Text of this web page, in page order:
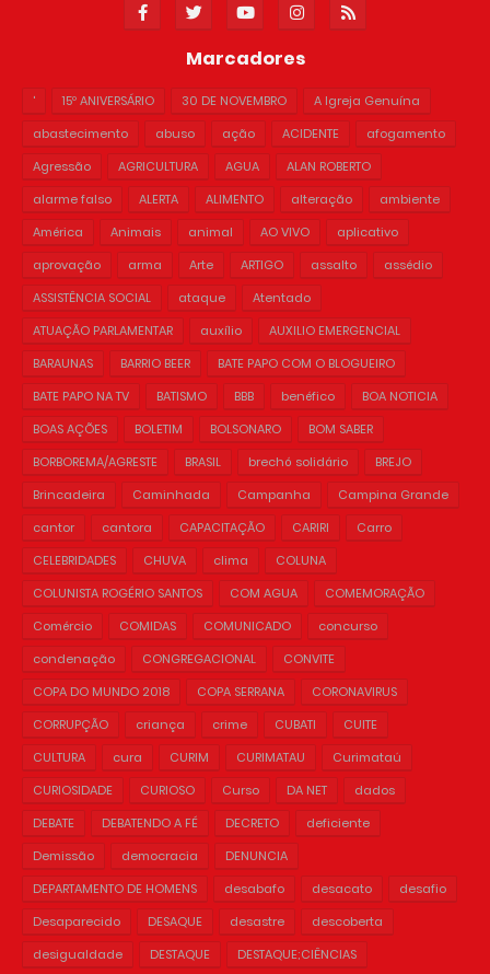
Marcadores
' 15º ANIVERSÁRIO 30 DE NOVEMBRO
A Igreja Genuína
abastecimento
abuso ação ACIDENTE
afogamento
Agressão
AGRICULTURA AGUA
ALAN ROBERTO
alarme falso
ALERTA ALIMENTO alteração
ambiente
América
Animais animal AO VIVO
aplicativo
aprovação
arma Arte ARTIGO assalto
assédio
ASSISTÊNCIA SOCIAL
ataque
Atentado
ATUAÇÃO PARLAMENTAR
auxílio
AUXILIO EMERGENCIAL
BARAUNAS
BARRIO BEER
BATE PAPO COM O BLOGUEIRO
BATE PAPO NA TV
BATISMO BBB benéfico
BOA NOTICIA
BOAS AÇÕES
BOLETIM BOLSONARO
BOM SABER
BORBOREMA/AGRESTE
BRASIL brechó solidário
BREJO
Brincadeira
Caminhada Campanha
Campina Grande
cantor
cantora CAPACITAÇÃO CARIRI
Carro
CELEBRIDADES
CHUVA clima
COLUNA
COLUNISTA ROGÉRIO SANTOS
COM AGUA
COMEMORAÇÃO
Comércio
COMIDAS COMUNICADO
concurso
condenação
CONGREGACIONAL
CONVITE
COPA DO MUNDO 2018
COPA SERRANA
CORONAVIRUS
CORRUPÇÃO
criança crime CUBATI
CUITE
CULTURA
cura CURIM CURIMATAU
Curimataú
CURIOSIDADE
CURIOSO Curso DA NET
dados
DEBATE
DEBATENDO A FÉ DECRETO
deficiente
Demissão
democracia
DENUNCIA
DEPARTAMENTO DE HOMENS
desabafo desacato
desafio
Desaparecido
DESAQUE desastre
descoberta
desigualdade
DESTAQUE
DESTAQUE;CIÊNCIAS